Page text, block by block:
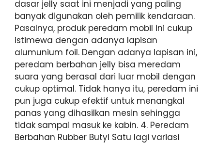
dasar jelly saat ini menjadi yang paling
banyak digunakan oleh pemilik kendaraan.
Pasalnya, produk peredam mobil ini cukup
istimewa dengan adanya lapisan
alumunium foil. Dengan adanya lapisan ini,
peredam berbahan jelly bisa meredam
suara yang berasal dari luar mobil dengan
cukup optimal. Tidak hanya itu, peredam ini
pun juga cukup efektif untuk menangkal
panas yang dihasilkan mesin sehingga
tidak sampai masuk ke kabin. 4. Peredam
Berbahan Rubber Butyl Satu lagi variasi